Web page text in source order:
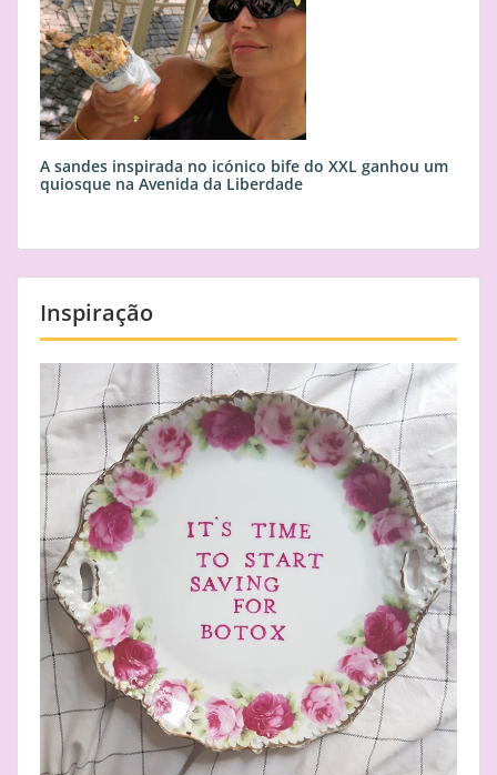
A sandes inspirada no icónico bife do XXL ganhou um
quiosque na Avenida da Liberdade
Inspiração